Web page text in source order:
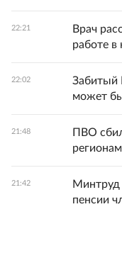
22:21
Врач
работе
22:02
Забитый
может
21:48
ПВО
21:42
Минтруд
пенсии